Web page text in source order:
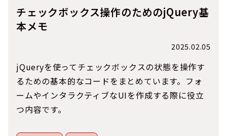
チェックボックス操作のためのjQuery基
本メモ
2025.02.05
jQueryを使ってチェックボックスの状態を操作す
るための基本的なコードをまとめています。フォ
ームやインタラクティブなUIを作成する際に役立
つ内容です。